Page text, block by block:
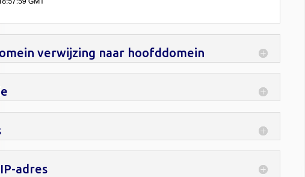
verwijzing naar hoofddomein
adres